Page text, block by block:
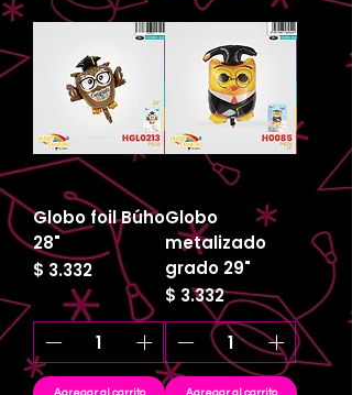
Globo foil Búho
28"
Precio
$ 3.332
Globo
metalizado
grado 29"
Precio
$ 3.332